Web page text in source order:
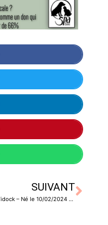
SUIVANT
Vidock – Né le 10/02/2024 – Castré